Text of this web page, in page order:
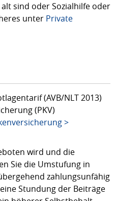
sind oder Sozialhilfe oder
unter Private
(AVB/NLT 2013)
(PKV)
>
wird und die
Sie die Umstufung in
zahlungsunfähig
Stundung der Beiträge